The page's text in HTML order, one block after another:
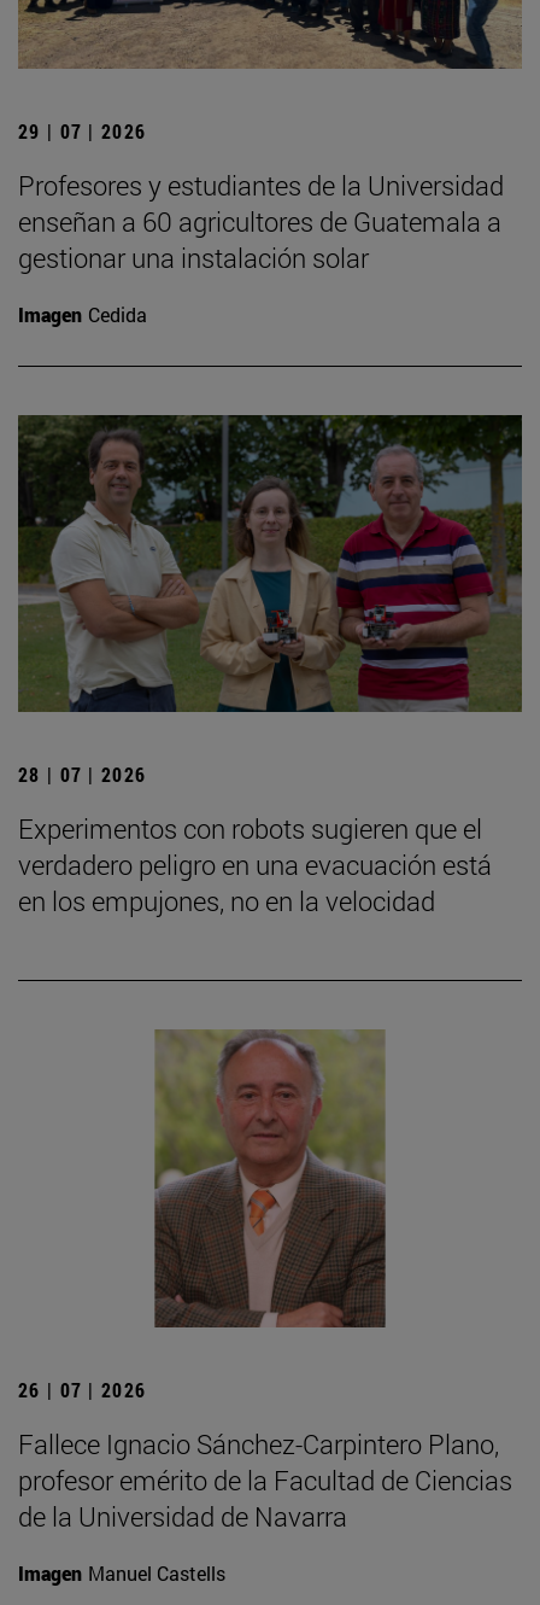
29 | 07 | 2026
Profesores y estudiantes de la Universidad
enseñan a 60 agricultores de Guatemala a
gestionar una instalación solar
Imagen Cedida
28 | 07 | 2026
Experimentos con robots sugieren que el
verdadero peligro en una evacuación está
en los empujones, no en la velocidad
26 | 07 | 2026
Fallece Ignacio Sánchez-Carpintero Plano,
profesor emérito de la Facultad de Ciencias
de la Universidad de Navarra
Imagen Manuel Castells